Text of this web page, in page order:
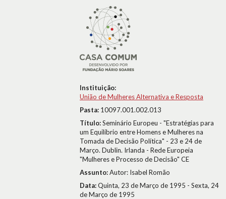
Instituição:
União de Mulheres Alternativa e Resposta
Pasta: 10097.001.002.013
Título:Seminário Europeu - "Estratégias para
um Equilíbrio entre Homens e Mulheres na
Tomada de Decisão Política" - 23 e 24 de
Março. Dublin. Irlanda - Rede Europeia
"Mulheres e Processo de Decisão" CE
Assunto:Autor: Isabel Romão
Data:Quinta, 23 de Março de 1995 - Sexta, 24
de Março de 1995